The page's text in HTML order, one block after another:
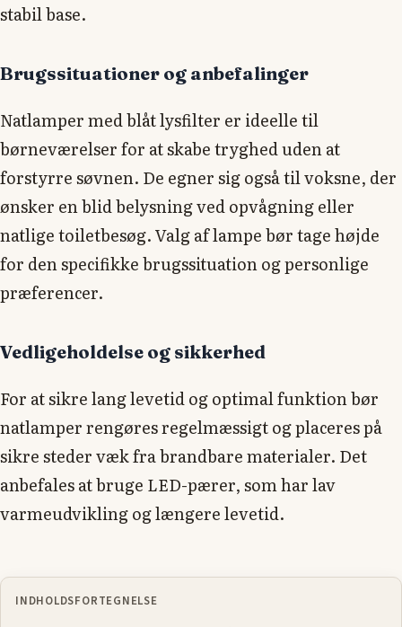
stabil base.
Brugssituationer og anbefalinger
Natlamper med blåt lysfilter er ideelle til
børneværelser for at skabe tryghed uden at
forstyrre søvnen. De egner sig også til voksne, der
ønsker en blid belysning ved opvågning eller
natlige toiletbesøg. Valg af lampe bør tage højde
for den specifikke brugssituation og personlige
præferencer.
Vedligeholdelse og sikkerhed
For at sikre lang levetid og optimal funktion bør
natlamper rengøres regelmæssigt og placeres på
sikre steder væk fra brandbare materialer. Det
anbefales at bruge LED-pærer, som har lav
varmeudvikling og længere levetid.
INDHOLDSFORTEGNELSE